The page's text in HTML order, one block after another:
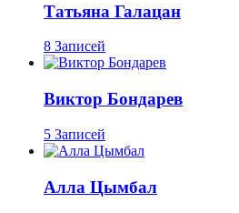
Татьяна Галацан
8 Записей
Виктор Бондарев
5 Записей
Алла Цымбал